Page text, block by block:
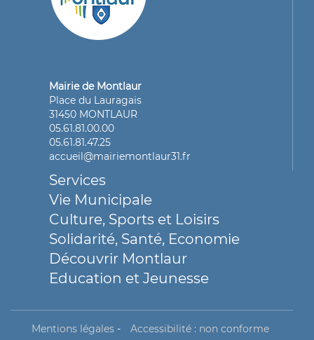
Mairie de Montlaur
Place du Lauragais
31450 MONTLAUR
05.61.81.00.00
05.61.81.47.25
accueil@mairiemontlaur31.fr
Services
Vie Municipale
Culture, Sports et Loisirs
Solidarité, Santé, Economie
Découvrir Montlaur
Education et Jeunesse
Mentions légales- Accessibilité : non conforme